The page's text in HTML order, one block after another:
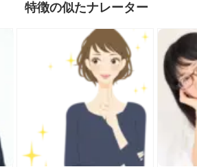
特徴の似たナレーター